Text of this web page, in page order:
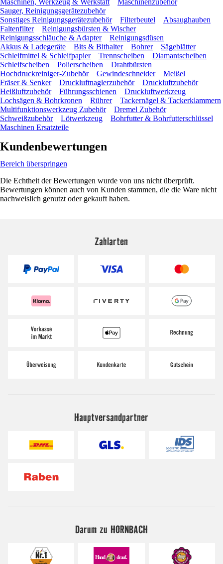
Maschinen, Werkzeug & Werkstatt
Maschinenzubehör
Sauger, Reinigungsgerätezubehör
Sonstiges Reinigungsgerätezubehör
Filterbeutel
Absaughauben
Faltenfilter
Reinigungsbürsten & Wischer
Reinigungsschläuche & Adapter
Reinigungsdüsen
Akkus & Ladegeräte
Bits & Bithalter Bohrer
Sägeblätter
Schleifmittel & Schleifpapier
Trennscheiben
Diamantscheiben
Schleifscheiben
Polierscheiben
Drahtbürsten
Hochdruckreiniger-Zubehör
Gewindeschneider
Meißel
Fräser & Senker
Druckluftnaglerzubehör
Druckluftzubehör
Heißluftzubehör
Führungsschienen
Druckluftwerkzeug
Lochsägen & Bohrkronen
Rührer
Tackernägel & Tackerklammern
Multifunktionswerkzeug Zubehör
Dremel Zubehör
Schweißzubehör
Lötwerkzeug
Bohrfutter & Bohrfutterschlüssel
Maschinen Ersatzteile
Kundenbewertungen
Bereich überspringen
Die Echtheit der Bewertungen wurde von uns nicht überprüft.
Bewertungen können auch von Kunden stammen, die die Ware nicht
nachweislich genutzt oder gekauft haben.
Zahlarten
Hauptversandpartner
Darum zu HORNBACH